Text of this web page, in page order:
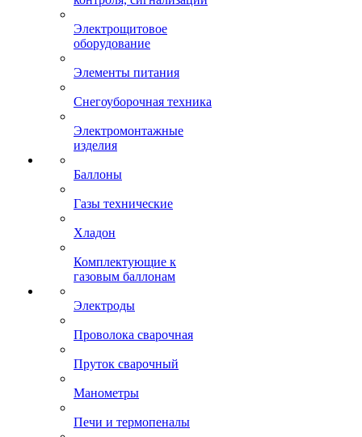
Электрощитовое
оборудование
Элементы питания
Снегоуборочная техника
Электромонтажные
изделия
Баллоны
Газы технические
Хладон
Комплектующие к
газовым баллонам
Электроды
Проволока сварочная
Пруток сварочный
Манометры
Печи и термопеналы